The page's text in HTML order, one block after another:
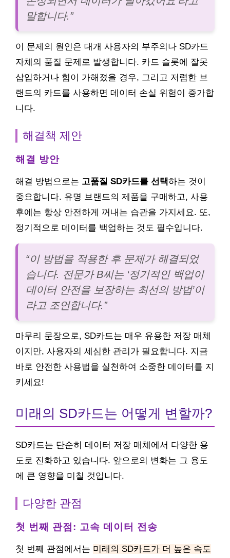
말합니다.”
이 문제의 원인은 대개 사용자의 부주의나 SD카드
자체의 품질 문제로 발생합니다. 카드 슬롯에 잘못
삽입하거나 힘이 가해졌을 경우, 그리고 저렴한 브
랜드의 카드를 사용하면 데이터 손실 위험이 증가합
니다.
해결책 제안
해결 방안
해결 방법으로는 고품질 SD카드를 선택하는 것이
중요합니다. 유명 브랜드의 제품을 구매하고, 사용
후에는 항상 안전하게 꺼내는 습관을 가지세요. 또,
정기적으로 데이터를 백업하는 것도 필수입니다.
“이 방법을 적용한 후 문제가 해결되었
습니다. 전문가 B씨는 ‘정기적인 백업이
데이터 안전을 보장하는 최선의 방법’이
라고 조언합니다.”
마무리 문장으로, SD카드는 매우 유용한 저장 매체
이지만, 사용자의 세심한 관리가 필요합니다. 지금
바로 안전한 사용법을 실천하여 소중한 데이터를 지
키세요!
미래의 SD카드는 어떻게 변할까?
SD카드는 단순히 데이터 저장 매체에서 다양한 용
도로 진화하고 있습니다. 앞으로의 변화는 그 용도
에 큰 영향을 미칠 것입니다.
다양한 관점
첫 번째 관점: 고속 데이터 전송
첫 번째 관점에서는 미래의 SD카드가 더 높은 속도